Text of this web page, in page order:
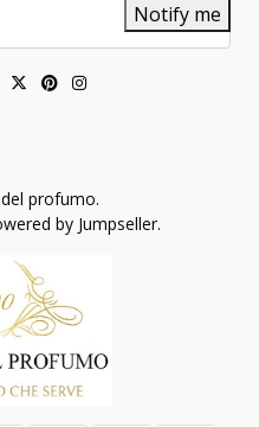
Notify me
profumo.
by Jumpseller.